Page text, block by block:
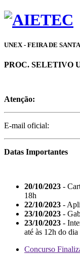
UNEX - FEIRA DE
PROC. SELETIVO
Atenção:
E-mail oficial:
Datas Importantes
20/10/2023 -
18h
22/10/2023 -
23/10/2023 -
23/10/2023 -
até às 12h do
Concurso